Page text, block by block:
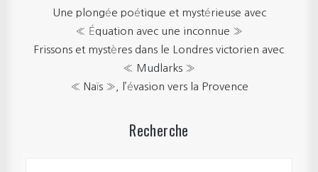
Une plongée poétique et mystérieuse avec
« Équation avec une inconnue »
Frissons et mystères dans le Londres victorien avec
« Mudlarks »
« Naïs », l’évasion vers la Provence
Recherche